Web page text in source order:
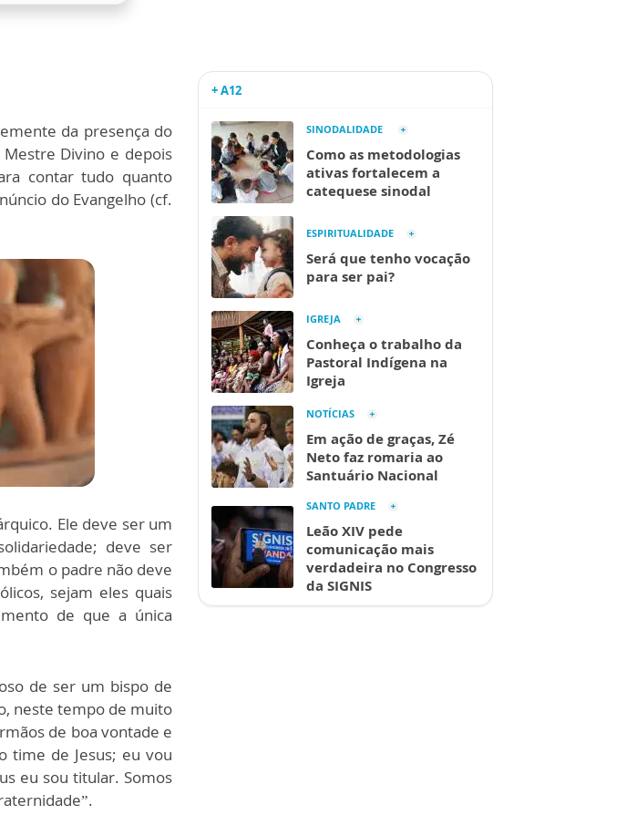
da presença do
Divino e depois
contar tudo quanto
do Evangelho (cf.
Ele deve ser um
deve ser
o padre não deve
sejam eles quais
de que a única
de ser um bispo de
neste tempo de muito
de boa vontade e
time de Jesus; eu vou
eu sou titular. Somos
+ A12
SINODALIDADE
Como as metodologias
ativas fortalecem a
catequese sinodal
ESPIRITUALIDADE
Será que tenho vocação
para ser pai?
IGREJA
Conheça o trabalho da
Pastoral Indígena na
Igreja
NOTÍCIAS
Em ação de graças, Zé
Neto faz romaria ao
Santuário Nacional
SANTO PADRE
Leão XIV pede
comunicação mais
verdadeira no Congresso
da SIGNIS